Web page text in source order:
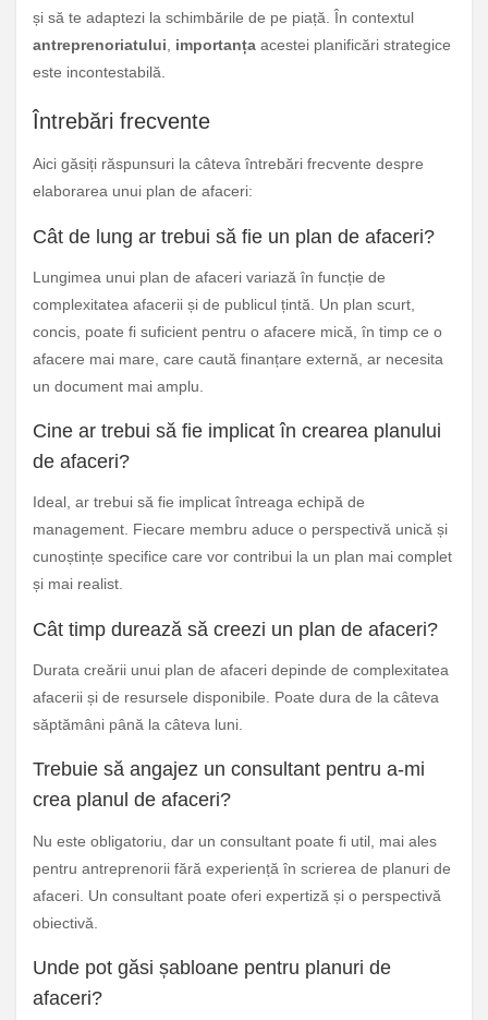
și să te adaptezi la schimbările de pe piață. În contextul
antreprenoriatului
importanța acestei planificări strategice
este incontestabilă.
Întrebări frecvente
Aici găsiți răspunsuri la câteva întrebări frecvente despre
elaborarea unui plan de afaceri:
Cât de lung ar trebui să fie un plan de afaceri?
Lungimea unui plan de afaceri variază în funcție de
complexitatea afacerii și de publicul țintă. Un plan scurt,
concis, poate fi suficient pentru o afacere mică, în timp ce o
afacere mai mare, care caută finanțare externă, ar necesita
un document mai amplu.
Cine ar trebui să fie implicat în crearea planului
de afaceri?
Ideal, ar trebui să fie implicat întreaga echipă de
management. Fiecare membru aduce o perspectivă unică și
cunoștințe specifice care vor contribui la un plan mai complet
și mai realist.
Cât timp durează să creezi un plan de afaceri?
Durata creării unui plan de afaceri depinde de complexitatea
afacerii și de resursele disponibile. Poate dura de la câteva
săptămâni până la câteva luni.
Trebuie să angajez un consultant pentru a-mi
crea planul de afaceri?
Nu este obligatoriu, dar un consultant poate fi util, mai ales
pentru antreprenorii fără experiență în scrierea de planuri de
afaceri. Un consultant poate oferi expertiză și o perspectivă
obiectivă.
Unde pot găsi șabloane pentru planuri de
afaceri?